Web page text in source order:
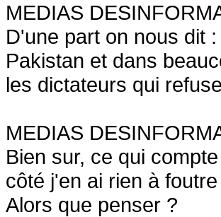
MEDIAS
D'une part on nous dit
Pakistan et dans
les dictateurs qui
MEDIAS
Bien sur, ce qui
côté j'en ai rien à
Alors que penser ?